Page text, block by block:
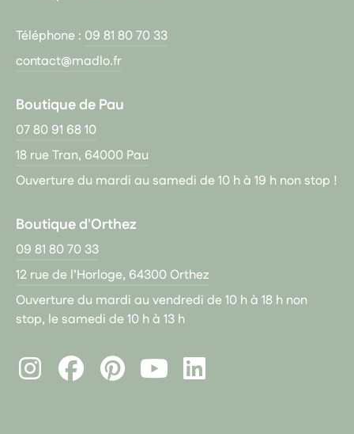
Téléphone : 09 81 80 70 33
contact@madlo.fr
Boutique de Pau
07 80 91 68 10
18 rue Tran, 64000 Pau
Ouverture du mardi au samedi de 10 h à 19 h non stop !
Boutique d'Orthez
09 81 80 70 33
12 rue de l’Horloge, 64300 Orthez
Ouverture du mardi au vendredi de 10 h à 18 h non
stop, le samedi de 10 h à 13 h
InstagramFacebookPinterest
LinkedIn